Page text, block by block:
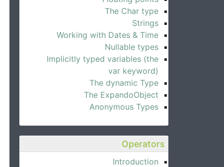
The Char type
Strings
Working with Dates & Time
Nullable types
Implicitly typed variables (the
var keyword)
The dynamic Type
The ExpandoObject
Anonymous Types
Operators
Introduction